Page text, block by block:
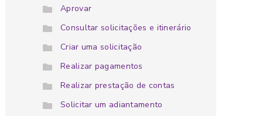
Aprovar
Consultar solicitações e itinerário
Criar uma solicitação
Realizar pagamentos
Realizar prestação de contas
Solicitar um adiantamento